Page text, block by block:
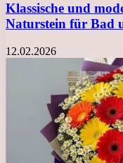
Klassische und
Naturstein für Bad
12.02.2026